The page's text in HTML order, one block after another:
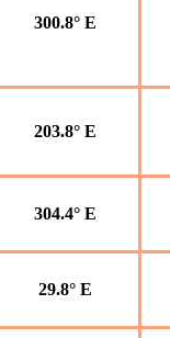
300.8° E
203.8° E
304.4° E
29.8° E